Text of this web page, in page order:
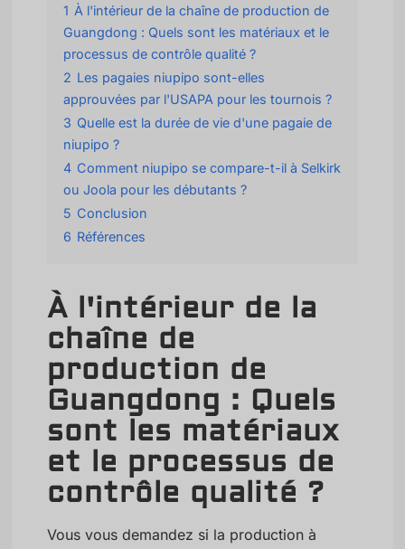
1 À l'intérieur de la chaîne de production de
Guangdong : Quels sont les matériaux et le
processus de contrôle qualité ?
2 Les pagaies niupipo sont-elles
approuvées par l'USAPA pour les tournois ?
3 Quelle est la durée de vie d'une pagaie de
niupipo ?
4 Comment niupipo se compare-t-il à Selkirk
ou Joola pour les débutants ?
5 Conclusion
6 Références
À l'intérieur de la
chaîne de
production de
Guangdong : Quels
sont les matériaux
et le processus de
contrôle qualité ?
Vous vous demandez si la production à